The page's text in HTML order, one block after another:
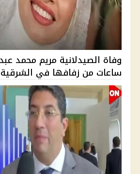
وفاة الصيدلانية مريم محمد
ساعات من زفافها في الشرقية